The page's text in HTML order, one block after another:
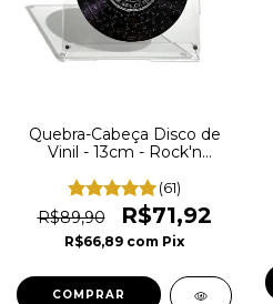
Quebra-Cabeça Disco de
Vinil - 13cm - Rock'n
(61)
R$89,90 R$71,92
R$66,89 com Pix
COMPRAR